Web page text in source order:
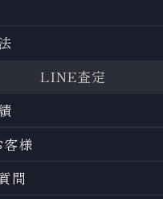
LINE査定
客様
問